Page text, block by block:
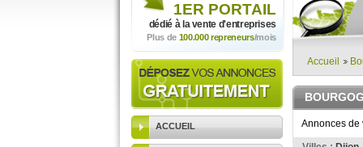
1ER PORTAIL
dédié à la vente d'entreprises
Plus de 100.000 repreneurs/mois
ACCUEIL
Accueil
Annonces de